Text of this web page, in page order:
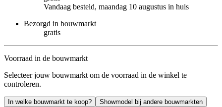
Vandaag besteld, maandag 10 augustus in huis
Bezorgd in bouwmarkt
gratis
Voorraad in de bouwmarkt
Selecteer jouw bouwmarkt om de voorraad in de winkel te
controleren.
In welke bouwmarkt te koop? Showmodel bij andere bouwmarkten